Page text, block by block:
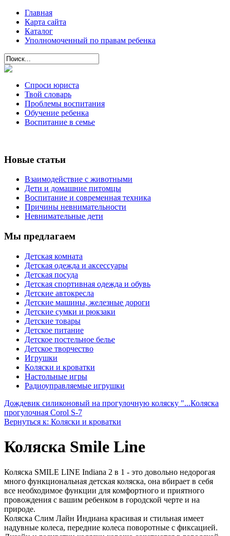
Главная
Карта сайта
Каталог
Уполномоченный по правам ребенка
Спроси юриста
Твой словарь
Проблемы воспитания
Обучение ребенка
Воспитание в семье
Новые статьи
Взаимодействие с животными
Дети и домашние питомцы
Воспитание и современная техника
Причины невнимательности
Невнимательные дети
Мы предлагаем
Детская комната
Детская одежда и аксессуары
Детская посуда
Детская спортивная одежда и обувь
Детские автокресла
Детские машины, железные дороги
Детские сумки и рюкзаки
Детские товары
Детское питание
Детское постельное белье
Детское творчество
Игрушки
Коляски и кроватки
Настольные игры
Радиоуправляемые игрушки
Дождевик силиконовый на прогулочную коляску "...Коляска
прогулочная Corol S-7
Вернуться к: Коляски и кроватки
Коляска Smile Line
Коляска SMILE LINE Indiana 2 в 1 - это довольно недорогая
много функциональная детская коляска, она вбирает в себя
все необходимое функции для комфортного и приятного
провождения с вашим ребенком в городской черте и на
природе.
Коляска Слим Лайн Индиана красивая и стильная имеет
надувные колеса, передние колеса поворотные с фиксацией.